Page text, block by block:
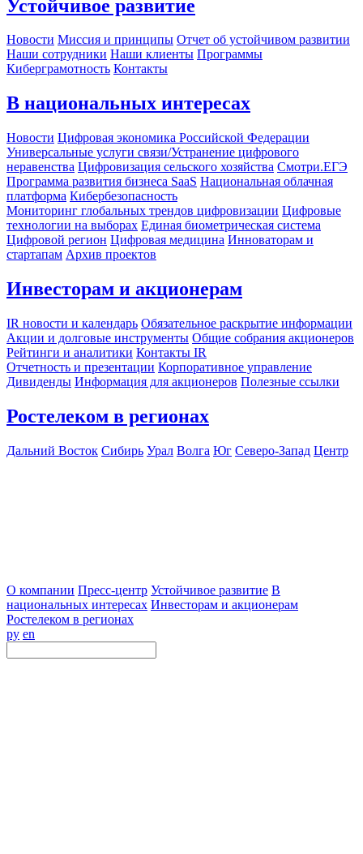
Устойчивое развитие
Новости Миссия и принципы Отчет об устойчивом развитии
Наши сотрудники Наши клиенты Программы
Киберграмотность Контакты
В национальных интересах
Новости Цифровая экономика Российской Федерации
Универсальные услуги связи/Устранение цифрового
неравенства Цифровизация сельского хозяйства Смотри.ЕГЭ
Программа развития бизнеса SaaS Национальная облачная
платформа Кибербезопасность
Мониторинг глобальных трендов цифровизации Цифровые
технологии на выборах Единая биометрическая система
Цифровой регион Цифровая медицина Инноваторам и
стартапам Архив проектов
Инвесторам и акционерам
IR новости и календарь Обязательное раскрытие информации
Акции и долговые инструменты Общие собрания акционеров
Рейтинги и аналитики Контакты IR
Отчетность и презентации Корпоративное управление
Дивиденды Информация для акционеров Полезные ссылки
Ростелеком в регионах
Дальний Восток Сибирь Урал Волга Юг Северо-Запад Центр
О компании Пресс-центр Устойчивое развитие В
национальных интересах Инвесторам и акционерам
Ростелеком в регионах
ру en